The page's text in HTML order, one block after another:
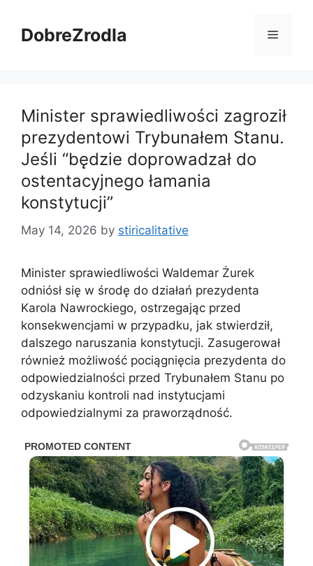
contentDobreZrodla Menu
Minister sprawiedliwości zagroził
prezydentowi Trybunałem Stanu.
Jeśli “będzie doprowadzał do
ostentacyjnego łamania
konstytucji”
May 14, 2026 by stiricalitative
Minister sprawiedliwości Waldemar Żurek
odniósł się w środę do działań prezydenta
Karola Nawrockiego, ostrzegając przed
konsekwencjami w przypadku, jak stwierdził,
dalszego naruszania konstytucji. Zasugerował
również możliwość pociągnięcia prezydenta do
odpowiedzialności przed Trybunałem Stanu po
odzyskaniu kontroli nad instytucjami
odpowiedzialnymi za praworządność.